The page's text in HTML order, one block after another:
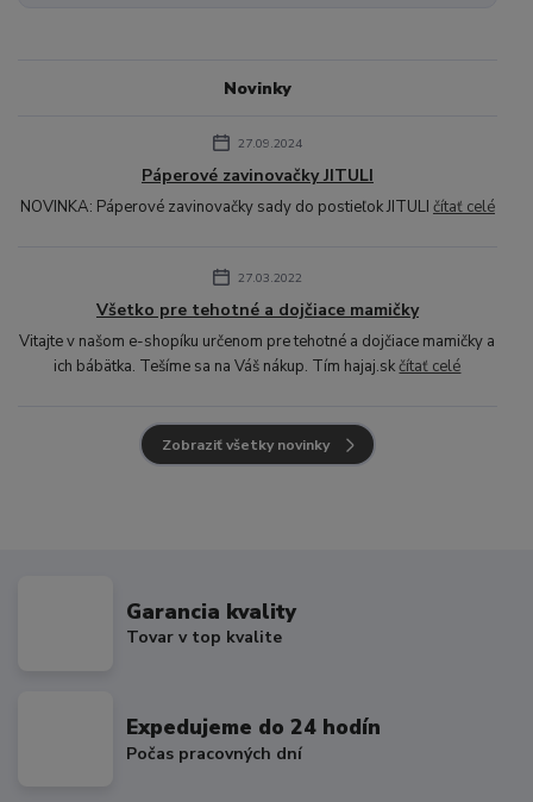
Novinky
27.09.2024
Páperové zavinovačky JITULI
NOVINKA: Páperové zavinovačky sady do postieľok JITULI čítať celé
27.03.2022
Všetko pre tehotné a dojčiace mamičky
Vitajte v našom e-shopíku určenom pre tehotné a dojčiace mamičky a
ich bábätka. Tešíme sa na Váš nákup. Tím hajaj.skčítať celé
Zobraziť všetky novinky
Garancia kvality
Tovar v top kvalite
Expedujeme do 24 hodín
Počas pracovných dní